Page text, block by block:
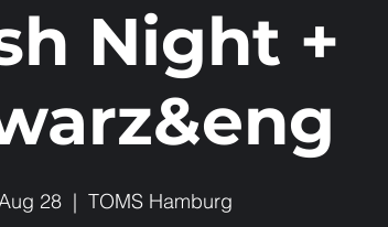
Night +
28
  |
TOMS Hamburg